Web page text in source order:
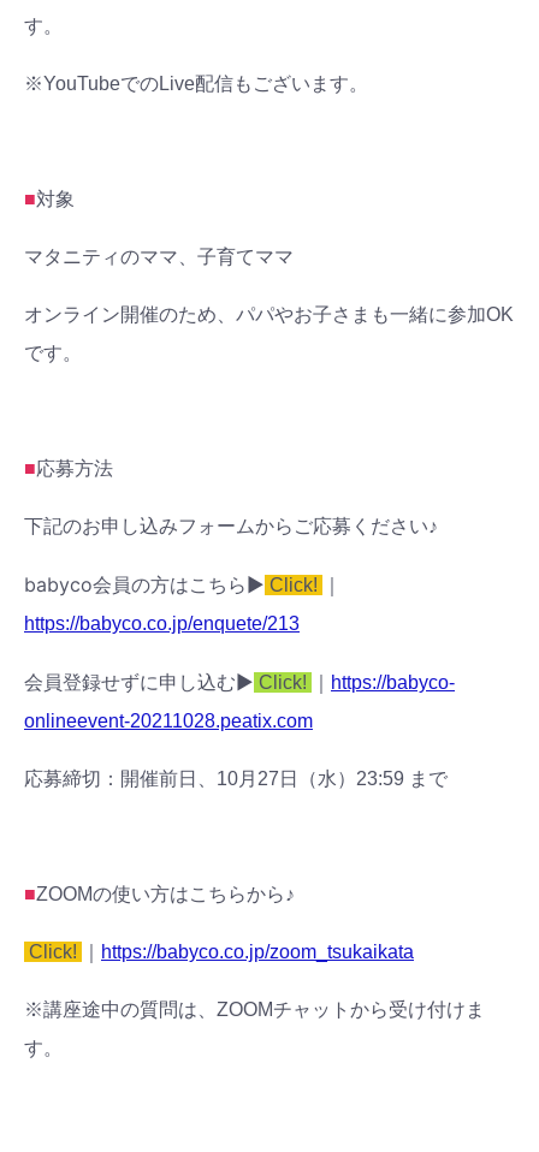
す。
※YouTubeでのLive配信もございます。
■対象
マタニティのママ、子育てママ
オンライン開催のため、パパやお子さまも一緒に参加OK
です。
■応募方法
下記のお申し込みフォームからご応募ください♪
babyco会員の方はこちら▶︎ Click!
https://babyco.co.jp/enquete/213
会員登録せずに申し込む▶︎ Click!
https://babyco-
onlineevent-20211028.peatix.com
応募締切：開催前日、10月27日（水）23:59 まで
■ZOOMの使い方はこちらから♪
Click! https://babyco.co.jp/zoom_tsukaikata
※講座途中の質問は、ZOOMチャットから受け付けま
す。